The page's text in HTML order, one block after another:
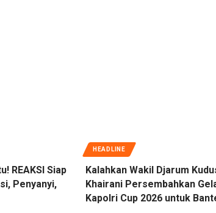
REAKSI Siap
Penyanyi,
HEADLINE
Kalahkan Wakil Djarum
Khairani Persembahkan
Kapolri Cup 2026 untuk